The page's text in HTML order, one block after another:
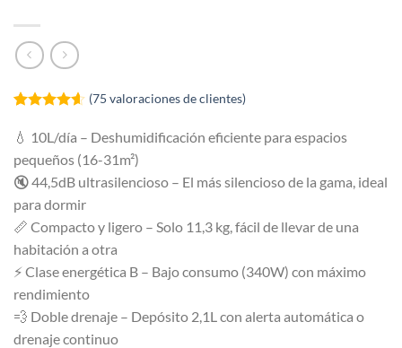
con4.55
base a
valoraciones
de clientes
(75 valoraciones de clientes)
💧 10L/día – Deshumidificación eficiente para espacios
pequeños (16-31m²)
🔇 44,5dB ultrasilencioso – El más silencioso de la gama, ideal
para dormir
📏 Compacto y ligero – Solo 11,3 kg, fácil de llevar de una
habitación a otra
⚡ Clase energética B – Bajo consumo (340W) con máximo
rendimiento
💨 Doble drenaje – Depósito 2,1L con alerta automática o
drenaje continuo